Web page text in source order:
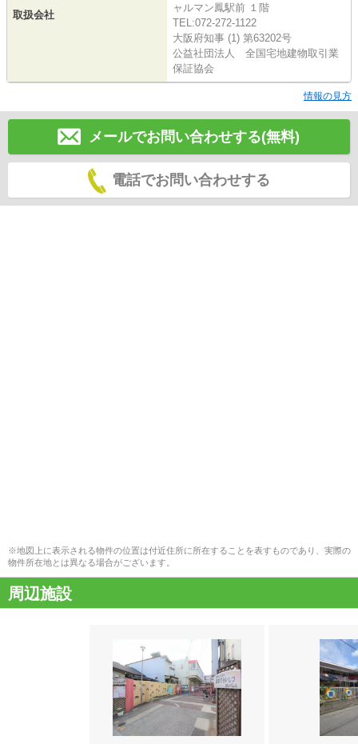
取扱会社
ャルマン鳳駅前 １階
TEL:072-272-1122
大阪府知事 (1) 第63202号
公益社団法人 全国宅地建物取引業
保証協会
情報の見方
メールでお問い合わせする(無料)
電話でお問い合わせする
※地図上に表示される物件の位置は付近住所に所在することを表すものであり、実際の
物件所在地とは異なる場合がございます。
周辺施設